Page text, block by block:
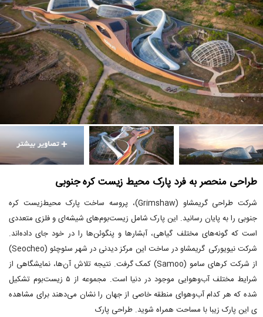
طراحی منحصر به فرد پارک محیط‌ زیست کره جنوبی
شرکت طراحی گریمشاو (Grimshaw)، پروسه ساخت پارک محیط‌زیست کره
جنوبی را به پایان رسانید. این پارک شامل زیست‌بوم‌های شیشه‌ای و فلزی متعددی
است که گونه‌های مختلف گیاهی، آبشارها و پنگوئن‌ها را در خود جای داده‌اند.
شرکت نیویورکی گریمشاو در ساخت این مرکز دیدنی در شهر سئوچئو (Seocheo)
از شرکت کرهای سامو (Samoo) کمک گرفت. نتیجه تلاش آن‌ها، نمایشگاهی از
شرایط مختلف آب‌وهوایی موجود در دنیا است. مجموعه از ۵ زیست‌بوم تشکیل
شده که هر کدام آب‌وهوای منطقه خاصی از جهان را نشان می‌دهند برای مشاهده
ی این پارک زیبا با مساحت همراه شوید. طراحی پارک